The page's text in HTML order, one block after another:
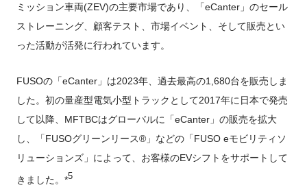
ミッション車両(ZEV)の主要市場であり、「eCanter」のセール
ストレーニング、顧客テスト、市場イベント、そして販売とい
った活動が活発に行われています。
FUSOの「eCanter」は2023年、過去最高の1,680台を販売しま
した。初の量産型電気小型トラックとして2017年に日本で発売
して以降、MFTBCはグローバルに「eCanter」の販売を拡大
し、「FUSOグリーンリース®」などの「FUSO eモビリティソ
リューションズ」によって、お客様のEVシフトをサポートして
きました。*5